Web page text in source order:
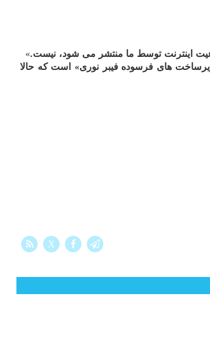
اینترنت توسط ما منتشر می شود، نیست.»
های فرسوده فیبر نوری» است که حالا
X